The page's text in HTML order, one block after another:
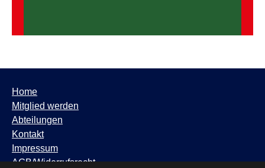
Home
Mitglied werden
Abteilungen
Kontakt
Impressum
AGB/Widerrufsrecht